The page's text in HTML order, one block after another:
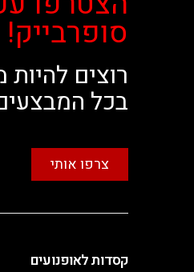
סופרבייק!
רוצים להיות
בכל
צרפו אותי
קסדות לאופנועים